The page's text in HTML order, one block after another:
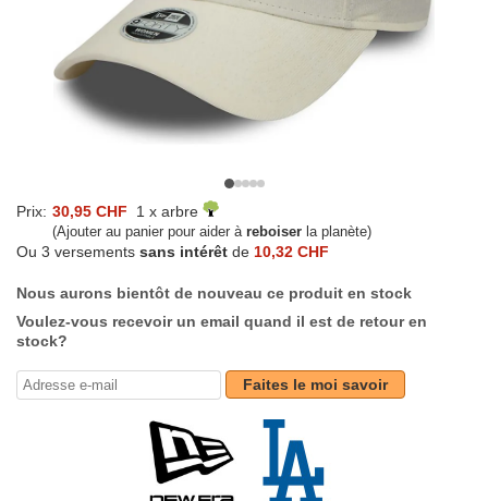
Prix: 30,95 CHF 1 x arbre
(Ajouter au panier pour aider à reboiser la planète)
Ou 3 versements sans intérêt de 10,32 CHF
Nous aurons bientôt de nouveau ce produit en stock
Voulez-vous recevoir un email quand il est de retour en
stock?
Faites le moi savoir